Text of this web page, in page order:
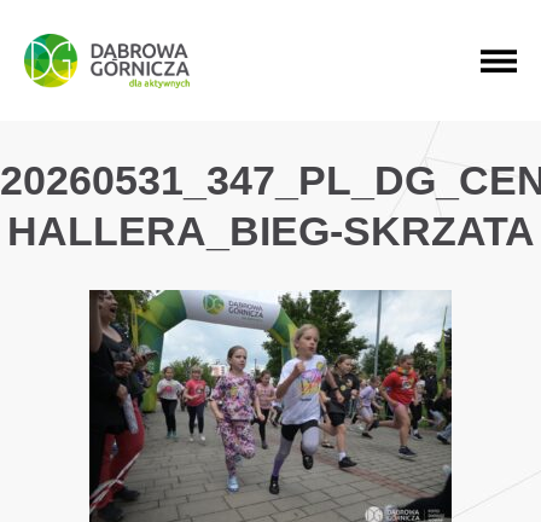
PRZEJDŹ DO MENU GŁÓWNEGO
PRZEJDŹ DO WYSZUKIWARKI
PRZEJDŹ DO TREŚCI
HALLERA_BIEG-SKRZATA